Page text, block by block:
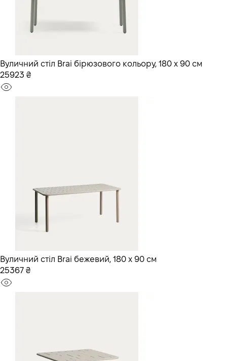
Вуличний стіл Brai бірюзового кольору, 180 x 90 см
25923 ₴
Вуличний стіл Brai бежевий, 180 x 90 см
25367 ₴